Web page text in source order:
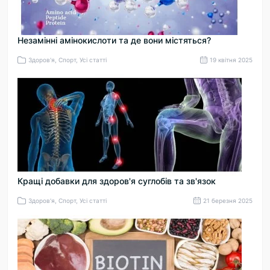
Незамінні амінокислоти та де вони містяться?
Здоров'я, Спорт, Усі статті 19 квітня 2025
Кращі добавки для здоров'я суглобів та зв'язок
Здоров'я, Спорт, Усі статті 21 березня 2025